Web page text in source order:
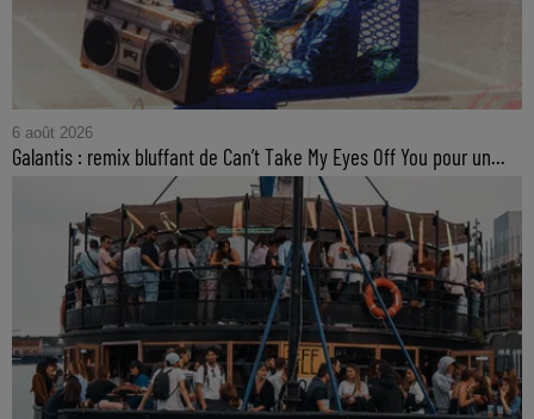
6 août 2026
Galantis : remix bluffant de Can’t Take My Eyes Off You pour un...